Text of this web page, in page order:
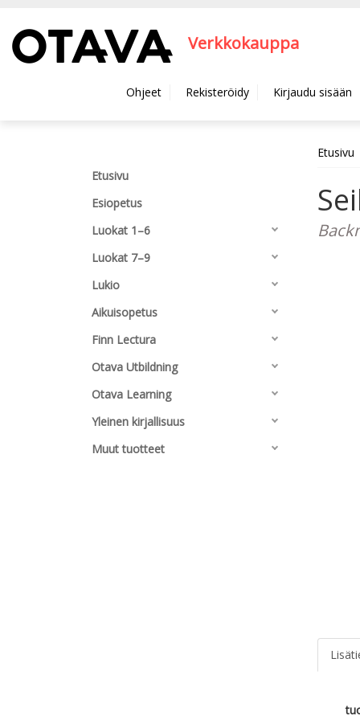
Verkkokauppa
Ohjeet Rekisteröidy Kirjaudu sisään
Etusivu
Esiopetus
Luokat 1–6
Luokat 7–9
Lukio
Aikuisopetus
Finn Lectura
Otava Utbildning
Otava Learning
Yleinen kirjallisuus
Muut tuotteet
Etusivu